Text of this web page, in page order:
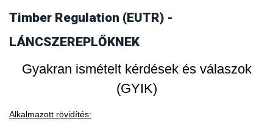
Timber Regulation (EUTR) -
LÁNCSZEREPLŐKNEK
Gyakran ismételt kérdések és válaszok
(GYIK)
Alkalmazott rövidítés:
3. Amennyiben egy piaci szereplő EU-s
partnertől vásárol, akkor is importál?
vásárol faterméket, akkor fogalmilag kizárt, hogy a
faterméket vásárló uniós gazdasági szereplő piaci szereplő
legyen, ő csak kereskedőnek minősülhet.